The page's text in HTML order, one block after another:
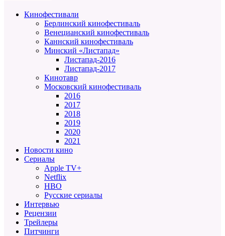
Кинофестивали
Берлинский кинофестиваль
Венецианский кинофестиваль
Каннский кинофестиваль
Минский «Листапад»
Листапад-2016
Листапад-2017
Кинотавр
Московский кинофестиваль
2016
2017
2018
2019
2020
2021
Новости кино
Сериалы
Apple TV+
Netflix
HBO
Русские сериалы
Интервью
Рецензии
Трейлеры
Питчинги